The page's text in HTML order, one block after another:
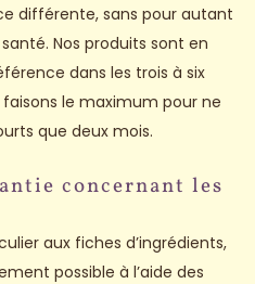
différente, sans pour autant
santé.Nos produits sont en
dans les trois à six
le maximum pour ne
que deux mois.
concernant les
aux fiches d’ingrédients,
possible à l’aide des